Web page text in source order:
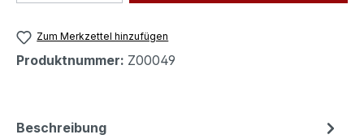
Zum Merkzettel hinzufügen
Produktnummer: Z00049
Beschreibung